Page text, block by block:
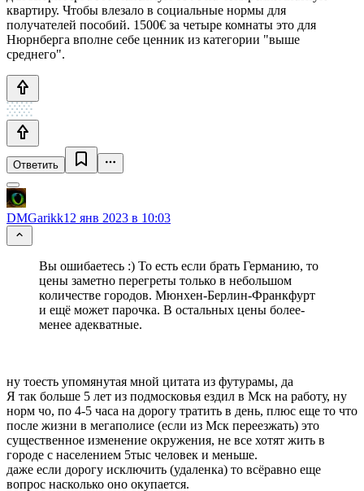
квартиру. Чтобы влезало в социальные нормы для
получателей пособий. 1500€ за четыре комнаты это для
Нюрнберга вполне себе ценник из категории "выше
среднего".
Ответить
DMGarikk12 янв 2023 в 10:03
Вы ошибаетесь :) То есть если брать Германию, то
цены заметно перегреты только в небольшом
количестве городов. Мюнхен-Берлин-Франкфурт
и ещё может парочка. В остальных цены более-
менее адекватные.
ну тоесть упомянутая мной цитата из футурамы, да
Я так больше 5 лет из подмосковья ездил в Мск на работу, ну
норм чо, по 4-5 часа на дорогу тратить в день, плюс еще то что
после жизни в мегаполисе (если из Мск переезжать) это
существенное изменение окружения, не все хотят жить в
городе с населением 5тыс человек и меньше.
даже если дорогу исключить (удаленка) то всёравно еще
вопрос насколько оно окупается.